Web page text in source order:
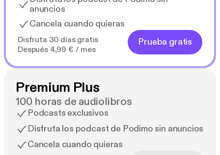
anuncios
Cancela cuando quieras
Disfruta 30 días gratis
Después 4,99 € / mes
Prueba gratis
Premium Plus
100 horas de audiolibros
Podcasts exclusivos
Disfruta los podcast de Podimo sin anuncios
Cancela cuando quieras